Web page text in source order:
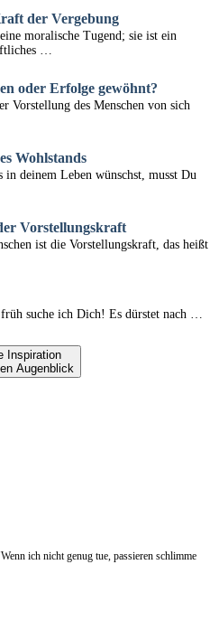
der Vergebung
moralische Tugend; sie ist ein
…
oder Erfolge gewöhnt?
Vorstellung des Menschen von sich
Wohlstands
deinem Leben wünschst, musst Du
Vorstellungskraft
ist die Vorstellungskraft, das heißt
suche ich Dich! Es dürstet nach …
Inspiration
Augenblick
ich nicht genug tue, passieren schlimme